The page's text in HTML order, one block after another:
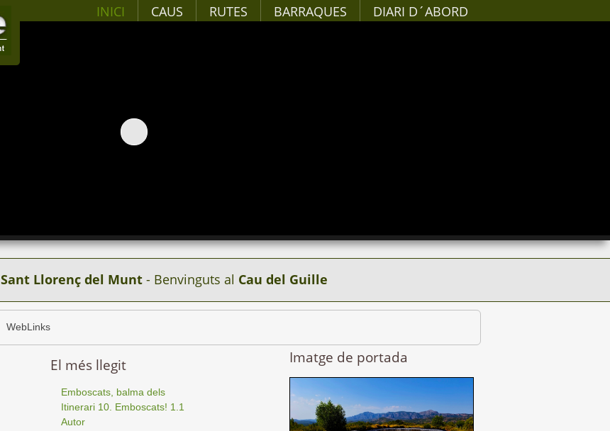
INICI CAUS RUTES BARRAQUES DIARI D´ABORD
Sant Llorenç del Munt- Benvinguts al Cau del Guille
WebLinks
Imatge de portada
El més llegit
Emboscats, balma dels
Itinerari 10. Emboscats! 1.1
Autor